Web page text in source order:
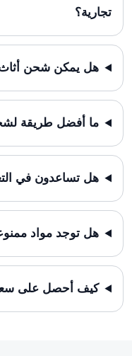
تجارية؟
هل يمكن شحن
ما أفضل طريقة
هل تساعدون في
هل توجد مواد
كيف أحصل على